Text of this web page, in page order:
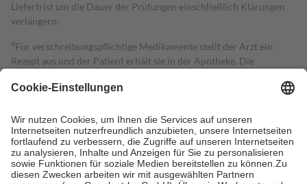
Lieferfrist um die Dauer der Prüfungen einschließlich Klärungen
verlängern.
4Für verschreibungspflichtige Medikamente stellt der Arzt ein
Rezept aus und der Patient erhält sie in der Apotheke. Die
Kosten dafür, der Versicherte trägt einen Teil davon als Zuzahlung
Grundsätzlich leisten Mitglieder Zuzahlungen in Höhe von zehn
Prozent des Abgabepreises,mindestensjedochfünf Euround
höchstens zehn Euro.Es sind jedoch nie mehr als die tatsächlichen
Kosten der Leistung zu entrichten.
Diese Regeln gelten grundsätzlich auch für Online-Apotheken.